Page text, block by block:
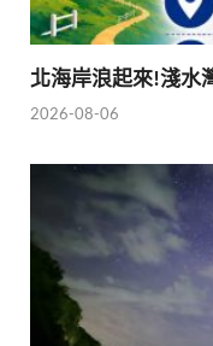
北海岸浪起來!淺水
2026-08-06